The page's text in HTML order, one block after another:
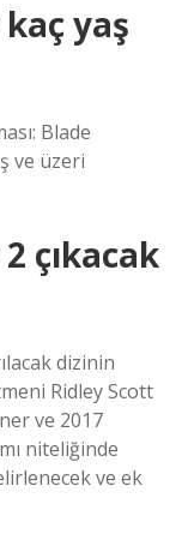
yaş
Blade
ve üzeri
çıkacak
dizinin
Ridley Scott
ve 2017
niteliğinde
ve ek